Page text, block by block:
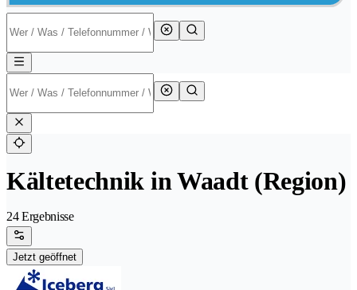
Kältetechnik in Waadt (Region)
24 Ergebnisse
Jetzt geöffnet